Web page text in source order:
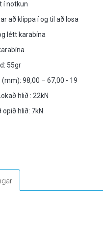
í notkun
að klippa í og til að losa
létt karabína
55gr
98,00 – 67,00 - 19
hlið : 22kN
hlið: 7kN